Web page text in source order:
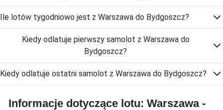
Ile lotów tygodniowo jest z Warszawa do Bydgoszcz?
Kiedy odlatuje pierwszy samolot z Warszawa do
Bydgoszcz?
Kiedy odlatuje ostatni samolot z Warszawa do Bydgoszcz?
Informacje dotyczące lotu: Warszawa -